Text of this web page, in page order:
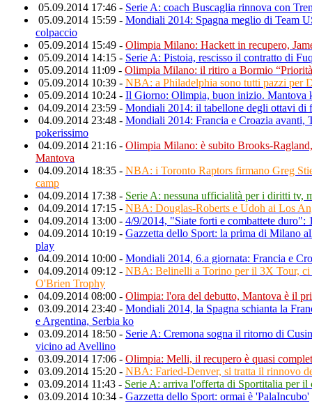
05.09.2014 17:46 - Serie A: coach Buscaglia rinnova con
05.09.2014 15:59 - Mondiali 2014: Spagna meglio di Team
colpaccio
05.09.2014 15:49 - Olimpia Milano: Hackett in recupero,
05.09.2014 14:15 - Serie A: Pistoia, rescisso il contratto di
05.09.2014 11:09 - Olimpia Milano: il ritiro a Bormio
05.09.2014 10:39 - NBA: a Philadelphia sono tutti pazzi per
05.09.2014 10:24 - Il Giorno: Olimpia, buon inizio. Mantova
04.09.2014 23:59 - Mondiali 2014: il tabellone degli ottavi di
04.09.2014 23:48 - Mondiali 2014: Francia e Croazia avanti,
pokerissimo
04.09.2014 21:16 - Olimpia Milano: è subito Brooks-
Mantova
04.09.2014 18:35 - NBA: i Toronto Raptors firmano Greg
camp
04.09.2014 17:38 - Serie A: nessuna ufficialità per i diritti tv,
04.09.2014 17:15 - NBA: Douglas-Roberts e Udoh ai Los
04.09.2014 13:00 - 4/9/2014, "Siate forti e combattete duro":
04.09.2014 10:19 - Gazzetta dello Sport: la prima di Milano
play
04.09.2014 10:00 - Mondiali 2014, 6.a giornata: Francia e
04.09.2014 09:12 - NBA: Belinelli a Torino per il 3X Tour, ci
O'Brien Trophy
04.09.2014 08:00 - Olimpia: l'ora del debutto, Mantova è il
03.09.2014 23:40 - Mondiali 2014, la Spagna schianta la
e Argentina, Serbia ko
03.09.2014 18:50 - Serie A: Cremona sogna il ritorno di
vicino ad Avellino
03.09.2014 17:06 - Olimpia: Melli, il recupero è quasi
03.09.2014 15:20 - NBA: Faried-Denver, si tratta il rinnovo
03.09.2014 11:43 - Serie A: arriva l'offerta di Sportitalia per il
03.09.2014 10:34 - Gazzetta dello Sport: ormai è 'PalaIncubo'